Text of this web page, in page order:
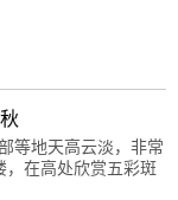
等地天高云淡，非常
，在高处欣赏五彩斑